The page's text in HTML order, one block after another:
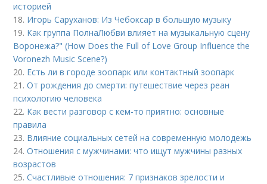
историей
18. Игорь Саруханов: Из Чебоксар в большую музыку
19. Как группа ПолнаЛюбви влияет на музыкальную сцену
Воронежа?" (How Does the Full of Love Group Influence the
Voronezh Music Scene?)
20. Есть ли в городе зоопарк или контактный зоопарк
21.От рождения до смерти: путешествие через реан
психологию человека
22. Как вести разговор с кем-то приятно: основные
правила
23. Влияние социальных сетей на современную молодежь
24.Отношения с мужчинами: что ищут мужчины разных
возрастов
25.Счастливые отношения: 7 признаков зрелости и